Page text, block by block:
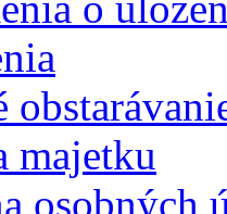
majetku
osobných